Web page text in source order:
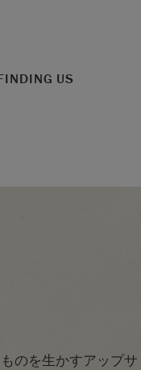
US
のを生かすアップサ